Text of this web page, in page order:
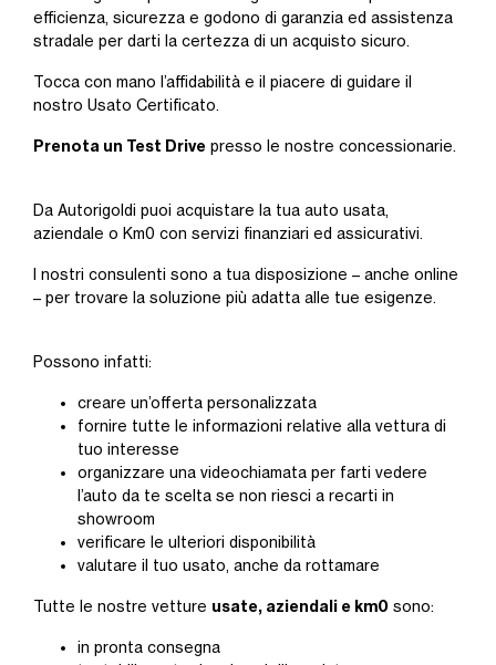
efficienza, sicurezza e godono di garanzia ed assistenza
stradale per darti la certezza di un acquisto sicuro.
Tocca con mano l’affidabilità e il piacere di guidare il
nostro Usato Certificato.
Prenota un Test Drive presso le nostre concessionarie.
Da Autorigoldi puoi acquistare la tua auto usata,
aziendale o Km0 con servizi finanziari ed assicurativi.
I nostri consulenti sono a tua disposizione – anche online
– per trovare la soluzione più adatta alle tue esigenze.
Possono infatti:
creare un’offerta personalizzata
fornire tutte le informazioni relative alla vettura di
tuo interesse
organizzare una videochiamata per farti vedere
l’auto da te scelta se non riesci a recarti in
showroom
verificare le ulteriori disponibilità
valutare il tuo usato, anche da rottamare
Tutte le nostre vetture usate, aziendali e km0 sono:
in pronta consegna